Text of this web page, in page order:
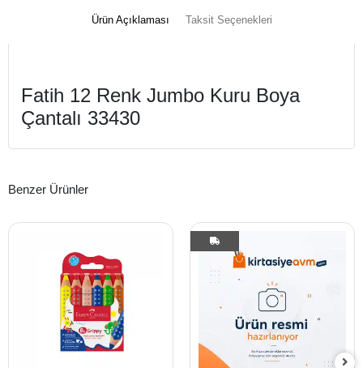
Ürün Açıklaması Taksit Seçenekleri
Fatih 12 Renk Jumbo Kuru Boya
Çantalı 33430
Benzer Ürünler